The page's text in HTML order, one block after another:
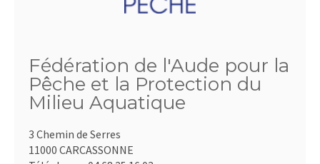
Fédération de l'Aude pour la
Pêche et la Protection du
Milieu Aquatique
3 Chemin de Serres
11000 CARCASSONNE